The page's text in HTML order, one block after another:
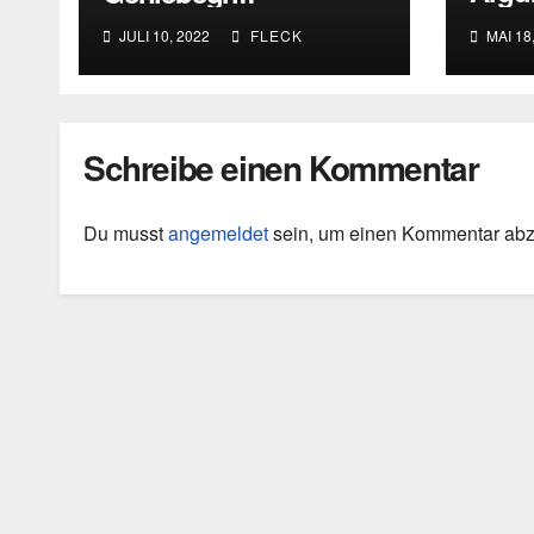
JULI 10, 2022 FLECK MAI
Schreibe einen Kommentar
Du musstangemeldetsein, um einen Kommentar